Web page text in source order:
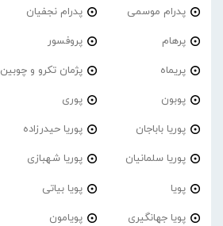
پدرام موسمی پدرام نجفیان
پرهام پروفسور
پریماه پژمان تکرو و چوبین
پوبون پوری
پوریا باباجان پوریا حیدرزاده
پوریا سلمانیان پوریا شهبازی
پویا پویا بیاتی
پویا جهانگیری پویامون